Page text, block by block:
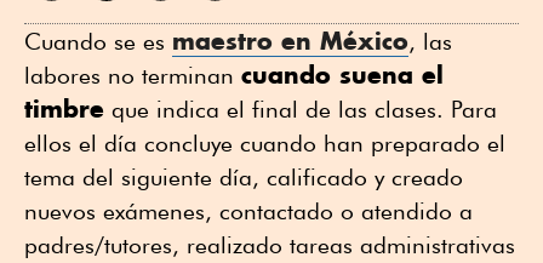
Cuando se es maestro en México, las
labores no terminan cuando suena el
timbre que indica el final de las clases. Para
ellos el día concluye cuando han preparado el
tema del siguiente día, calificado y creado
nuevos exámenes, contactado o atendido a
padres/tutores, realizado tareas administrativas